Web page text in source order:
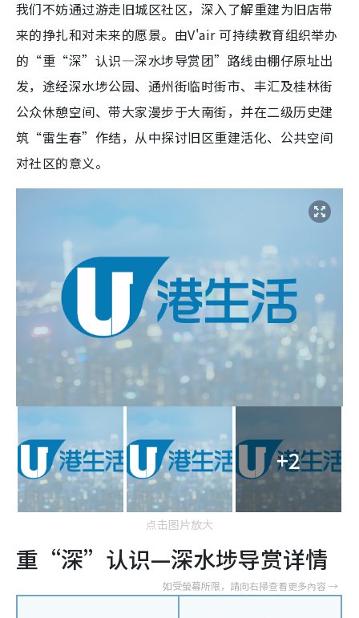
我们不妨通过游走旧城区社区，深入了解重建为旧店带
来的挣扎和对未来的愿景。由V'air 可持续教育组织举办
的“重“深”认识—深水埗导赏团”路线由棚仔原址出
发，途经深水埗公园、通州街临时街市、丰汇及桂林街
公众休憩空间、带大家漫步于大南街，并在二级历史建
筑“雷生春”作结，从中探讨旧区重建活化、公共空间
对社区的意义。
+2
点击图片放大
重“深”认识—深水埗导赏详情